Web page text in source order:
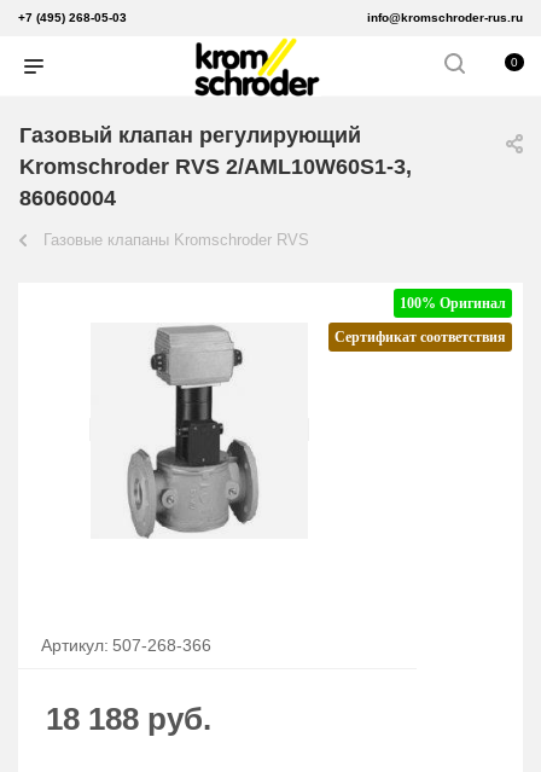
+7 (495) 268-05-03 info@kromschroder-rus.ru
0
Газовый клапан регулирующий
Kromschroder RVS 2/AML10W60S1-3,
86060004
Газовые клапаны Kromschroder RVS
100% Оригинал
Сертификат соответствия
Артикул: 507-268-366
18 188 руб.